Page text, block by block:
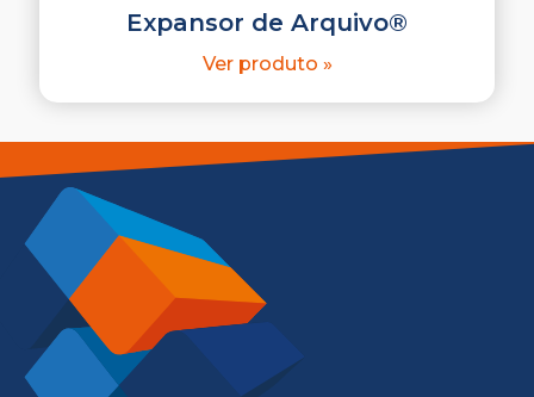
Expansor de Arquivo®
Ver produto »